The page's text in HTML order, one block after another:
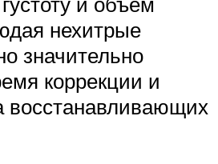
нехитрые
значительно
коррекции и
восстанавливающих